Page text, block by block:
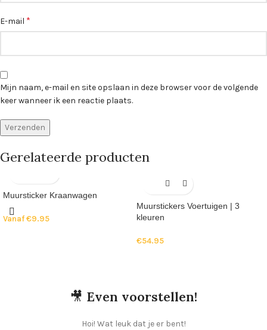
E-mail *
Mijn naam, e-mail en site opslaan in deze browser voor de volgende
keer wanneer ik een reactie plaats.
Gerelateerde producten
Muursticker Kraanwagen
Vanaf€9.95
Muurstickers Voertuigen | 3
kleuren
€54.95
🎥 Even voorstellen!
Hoi! Wat leuk dat je er bent!